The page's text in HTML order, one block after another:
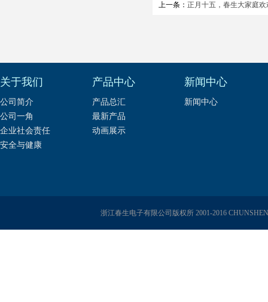
上一条： 正月十五，春生大家庭
关于我们
公司简介
公司一角
企业社会责任
安全与健康
产品中心
产品总汇
最新产品
动画展示
新闻中心
新闻中心
浙江春生电子有限公司版权所 2001-2016